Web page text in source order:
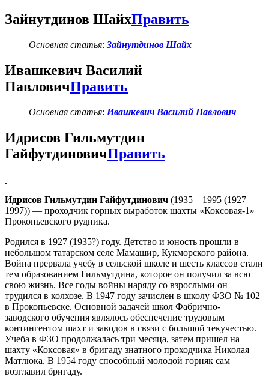
Зайнутдинов ШайхПравить
Основная статья: Зайнутдинов Шайх
Ивашкевич Василий
ПавловичПравить
Основная статья: Ивашкевич Василий Павлович
Идрисов Гильмутдин
ГайфутдиновичПравить
Идрисов Гильмутдин Гайфутдинович (1935—1995 (1927—
1997)) — проходчик горных выработок шахты «Коксовая-1»
Прокопьевского рудника.
Родился в 1927 (1935?) году. Детство и юность прошли в
небольшом татарском селе Мамашир, Кукморского района.
Война прервала учебу в сельской школе и шесть классов стали
тем образованием Гильмутдина, которое он получил за всю
свою жизнь. Все годы войны наряду со взрослыми он
трудился в колхозе. В 1947 году зачислен в школу ФЗО № 102
в Прокопьевске. Основной задачей школ Фабрично-
заводского обучения являлось обеспечение трудовым
контингентом шахт и заводов в связи с большой текучестью.
Учеба в ФЗО продолжалась три месяца, затем пришел на
шахту «Коксовая» в бригаду знатного проходчика Николая
Матлюка. В 1954 году способный молодой горняк сам
возглавил бригаду.